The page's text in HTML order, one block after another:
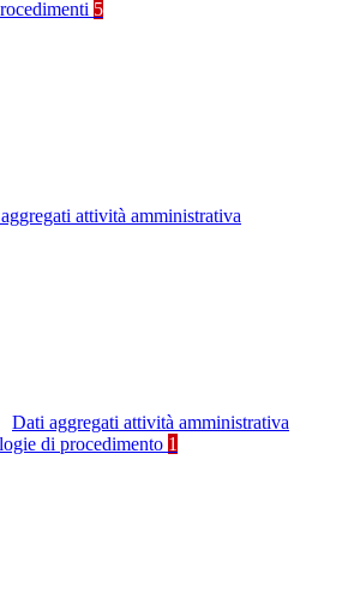
5
attività amministrativa
Dati aggregati attività amministrativa
di procedimento 1